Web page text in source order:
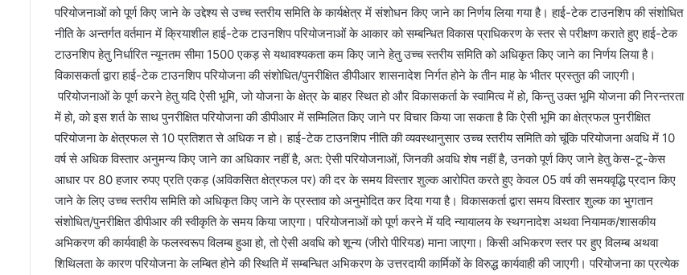
परियोजनाओं को पूर्ण किए जाने के उद्देश्य से उच्च स्तरीय समिति के कार्यक्षेत्र में संशोधन किए जाने का निर्णय लिया गया है। हाई-टेक टाउनशिप की संशोधित
नीति के अन्तर्गत वर्तमान में क्रियाशील हाई-टेक टाउनशिप परियोजनाओं के आकार को सम्बन्धित विकास प्राधिकरण के स्तर से परीक्षण कराते हुए हाई-टेक
टाउनशिप हेतु निर्धारित न्यूनतम सीमा 1500 एकड़ से यथावश्यकता कम किए जाने हेतु उच्च स्तरीय समिति को अधिकृत किए जाने का निर्णय लिया है।
विकासकर्ता द्वारा हाई-टेक टाउनशिप परियोजना की संशोधित/पुनरीक्षित डीपीआर शासनादेश निर्गत होने के तीन माह के भीतर प्रस्तुत की जाएगी।
परियोजनाओं के पूर्ण करने हेतु यदि ऐसी भूमि, जो योजना के क्षेत्र के बाहर स्थित हो और विकासकर्ता के स्वामित्व में हो, किन्तु उक्त भूमि योजना की निरन्तरता
में हो, को इस शर्त के साथ पुनरीक्षित परियोजना की डीपीआर में सम्मिलित किए जाने पर विचार किया जा सकता है कि ऐसी भूमि का क्षेत्रफल पुनरीक्षित
परियोजना के क्षेत्रफल से 10 प्रतिशत से अधिक न हो। हाई-टेक टाउनशिप नीति की व्यवस्थानुसार उच्च स्तरीय समिति को चूंकि परियोजना अवधि में 10
वर्ष से अधिक विस्तार अनुमन्य किए जाने का अधिकार नहीं है, अत: ऐसी परियोजनाओं, जिनकी अवधि शेष नहीं है, उनको पूर्ण किए जाने हेतु केस-टू-केस
आधार पर 80 हजार रुपए प्रति एकड़ (अविकसित क्षेत्रफल पर) की दर के समय विस्तार शुल्क आरोपित करते हुए केवल 05 वर्ष की समयवृद्धि प्रदान किए
जाने के लिए उच्च स्तरीय समिति को अधिकृत किए जाने के प्रस्ताव को अनुमोदित कर दिया गया है। विकासकर्ता द्वारा समय विस्तार शुल्क का भुगतान
संशोधित/पुनरीक्षित डीपीआर की स्वीकृति के समय किया जाएगा। परियोजनाओं को पूर्ण करने में यदि न्यायालय के स्थगनादेश अथवा नियामक/शासकीय
अभिकरण की कार्यवाही के फलस्वरूप विलम्ब हुआ हो, तो ऐसी अवधि को शून्य (जीरो पीरियड) माना जाएगा। किसी अभिकरण स्तर पर हुए विलम्ब अथवा
शिथिलता के कारण परियोजना के लम्बित होने की स्थिति में सम्बन्धित अभिकरण के उत्तरदायी कार्मिकों के विरुद्ध कार्यवाही की जाएगी। परियोजना का प्रत्येक